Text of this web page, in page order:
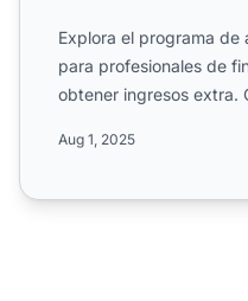
Explora el programa de
para profesionales de
obtener ingresos extra.
Aug 1, 2025